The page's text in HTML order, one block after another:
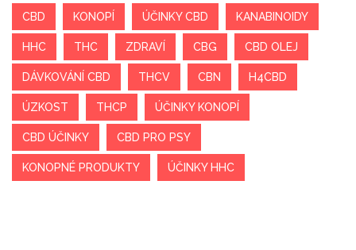
CBD KONOPÍ ÚČINKY CBD KANABINOIDY
HHC THC ZDRAVÍ CBG CBD OLEJ
DÁVKOVÁNÍ CBD THCV CBN H4CBD
ÚZKOST THCP ÚČINKY KONOPÍ
CBD ÚČINKY CBD PRO PSY
KONOPNÉ PRODUKTY ÚČINKY HHC